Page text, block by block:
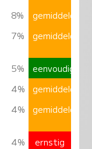
8%
gemiddeld
7% gemiddeld
5%
eenvoudig
4%
gemiddeld
4% gemiddeld
4% ernstig